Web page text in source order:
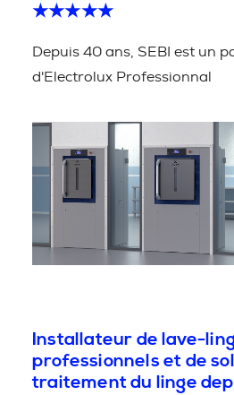
★★★★★
Depuis 40 ans, SEBI est un
d'Electrolux Professionnal
Installateur de lave-
professionnels et de
traitement du linge